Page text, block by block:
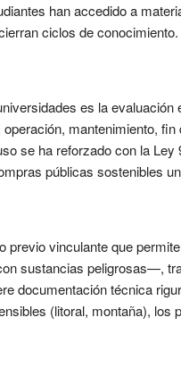
han accedido a
ciclos de
es la
mantenimiento,
se ha reforzado con la
públicas sostenibles
previo vinculante que
sustancias peligrosas—,
documentación técnica
(litoral, montaña),